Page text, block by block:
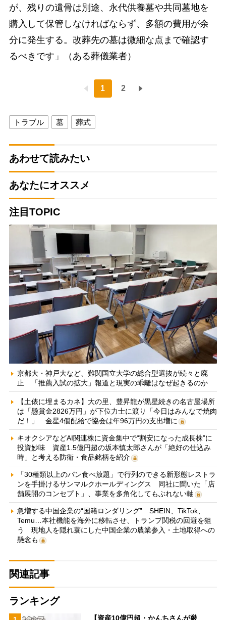
が、残りの遺骨は別途、永代供養墓や共同墓地を
購入して保管しなければならず、多額の費用が余
分に発生する。改葬先の墓は微細な点まで確認す
るべきです」（ある葬儀業者）
1 2
トラブル 墓 葬式
あわせて読みたい
あなたにオススメ
注目TOPIC
京都大・神戸大など、難関国立大学の総合型選抜が続々と廃
止 「推薦入試の拡大」報道と現実の乖離はなぜ起きるのか
【土俵に埋まるカネ】大の里、豊昇龍が黒星続きの名古屋場所
は「懸賞金2826万円」が下位力士に渡り「今日はみんなで焼肉
だ！」 金星4個配給で協会は年96万円の支出増に
キオクシアなどAI関連株に資金集中で“割安になった成長株”に
投資妙味 資産1.5億円超の坂本慎太郎さんが「絶好の仕込み
時」と考える防衛・食品銘柄を紹介
「30種類以上のパン食べ放題」で行列のできる新形態レストラ
ンを手掛けるサンマルクホールディングス 同社に聞いた「店
舗展開のコンセプト」、事業を多角化してもぶれない軸
急増する中国企業の“国籍ロンダリング” SHEIN、TikTok、
Temu…本社機能を海外に移転させ、トランプ関税の回避を狙
う 現地人を隠れ蓑にした中国企業の農業参入・土地取得への
懸念も
関連記事
ランキング
【資産10億円超・かんちさんが厳